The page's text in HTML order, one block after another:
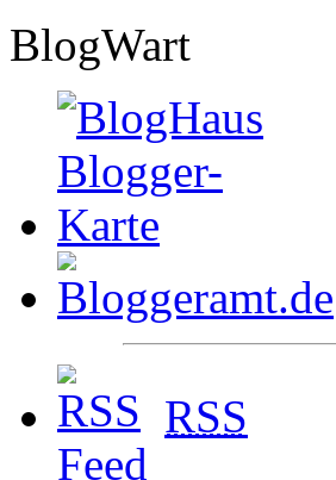
BlogWart
RSS